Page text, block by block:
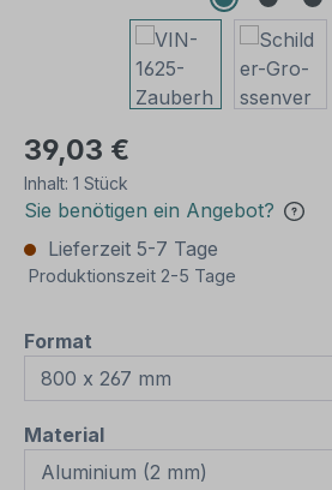
39,03 €
Inhalt: 1 Stück
Sie benötigen ein Angebot?
Lieferzeit 5-7 Tage
Produktionszeit 2-5 Tage
Format
Materialauswählen